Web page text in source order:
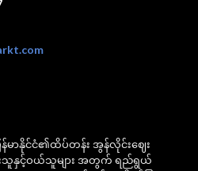
န်မာနိုင်ငံ၏ထိပ်တန်း အွန်လိုင်းဈေး
းသူနှင့်ဝယ်သူများ အတွက် ရည်ရွယ်